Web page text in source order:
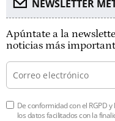
NEWSLETTER
Apúntate a la
noticias más
De conformidad con el RGPD y
los datos facilitados con la